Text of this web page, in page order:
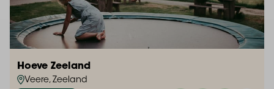
Hoeve Zeeland
Veere, Zeeland